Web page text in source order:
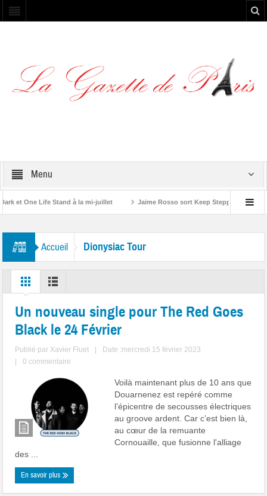
Menu
et One Life Stand à la mi-juillet Jaime Rosso sort Keep Stepping, son
Accueil Dionysiac Tour
Un nouveau single pour The Red Goes
Black le 24 Février
Publié par Xavier Fluet
Date :mercredi 15 février 2023
0 commentaire
Voilà maintenant plus de 10 ans que
Douarnenez est repéré comme
l’épicentre de secousses électriques
au groove ardent. Car c’est bien là,
au cœur de la remuante
Cornouaille, que fusionne l'alliage
des ...
En savoir plus